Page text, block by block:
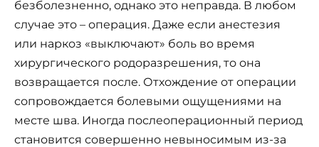
безболезненно, однако это неправда. В любом
случае это – операция. Даже если анестезия
или наркоз «выключают» боль во время
хирургического родоразрешения, то она
возвращается после. Отхождение от операции
сопровождается болевыми ощущениями на
месте шва. Иногда послеоперационный период
становится совершенно невыносимым из-за